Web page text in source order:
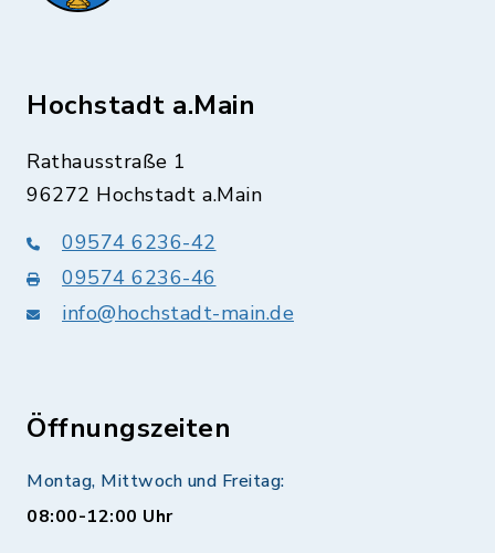
Hochstadt a.Main
Rathausstraße 1
96272 Hochstadt a.Main
09574 6236-42
09574 6236-46
info@hochstadt-main.de
Öffnungszeiten
Montag, Mittwoch und Freitag:
08:00-12:00 Uhr